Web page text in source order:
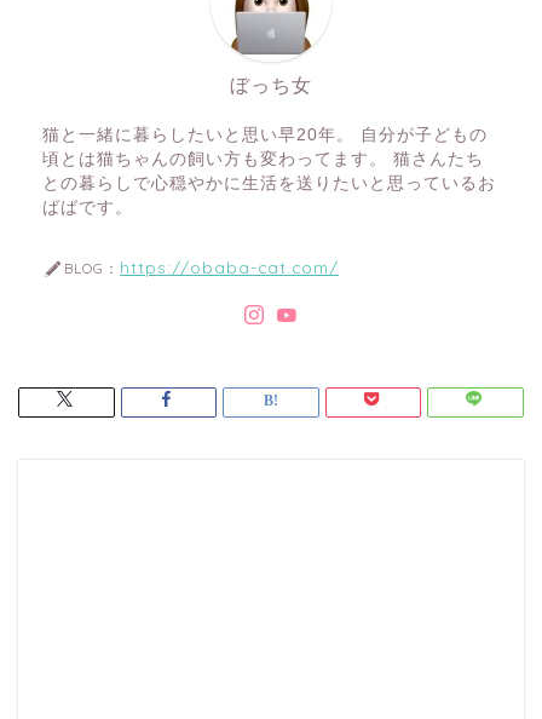
ぼっち女
猫と一緒に暮らしたいと思い早20年。 自分が子どもの
頃とは猫ちゃんの飼い方も変わってます。 猫さんたち
との暮らしで心穏やかに生活を送りたいと思っているお
ばばです。
BLOG： https://obaba-cat.com/